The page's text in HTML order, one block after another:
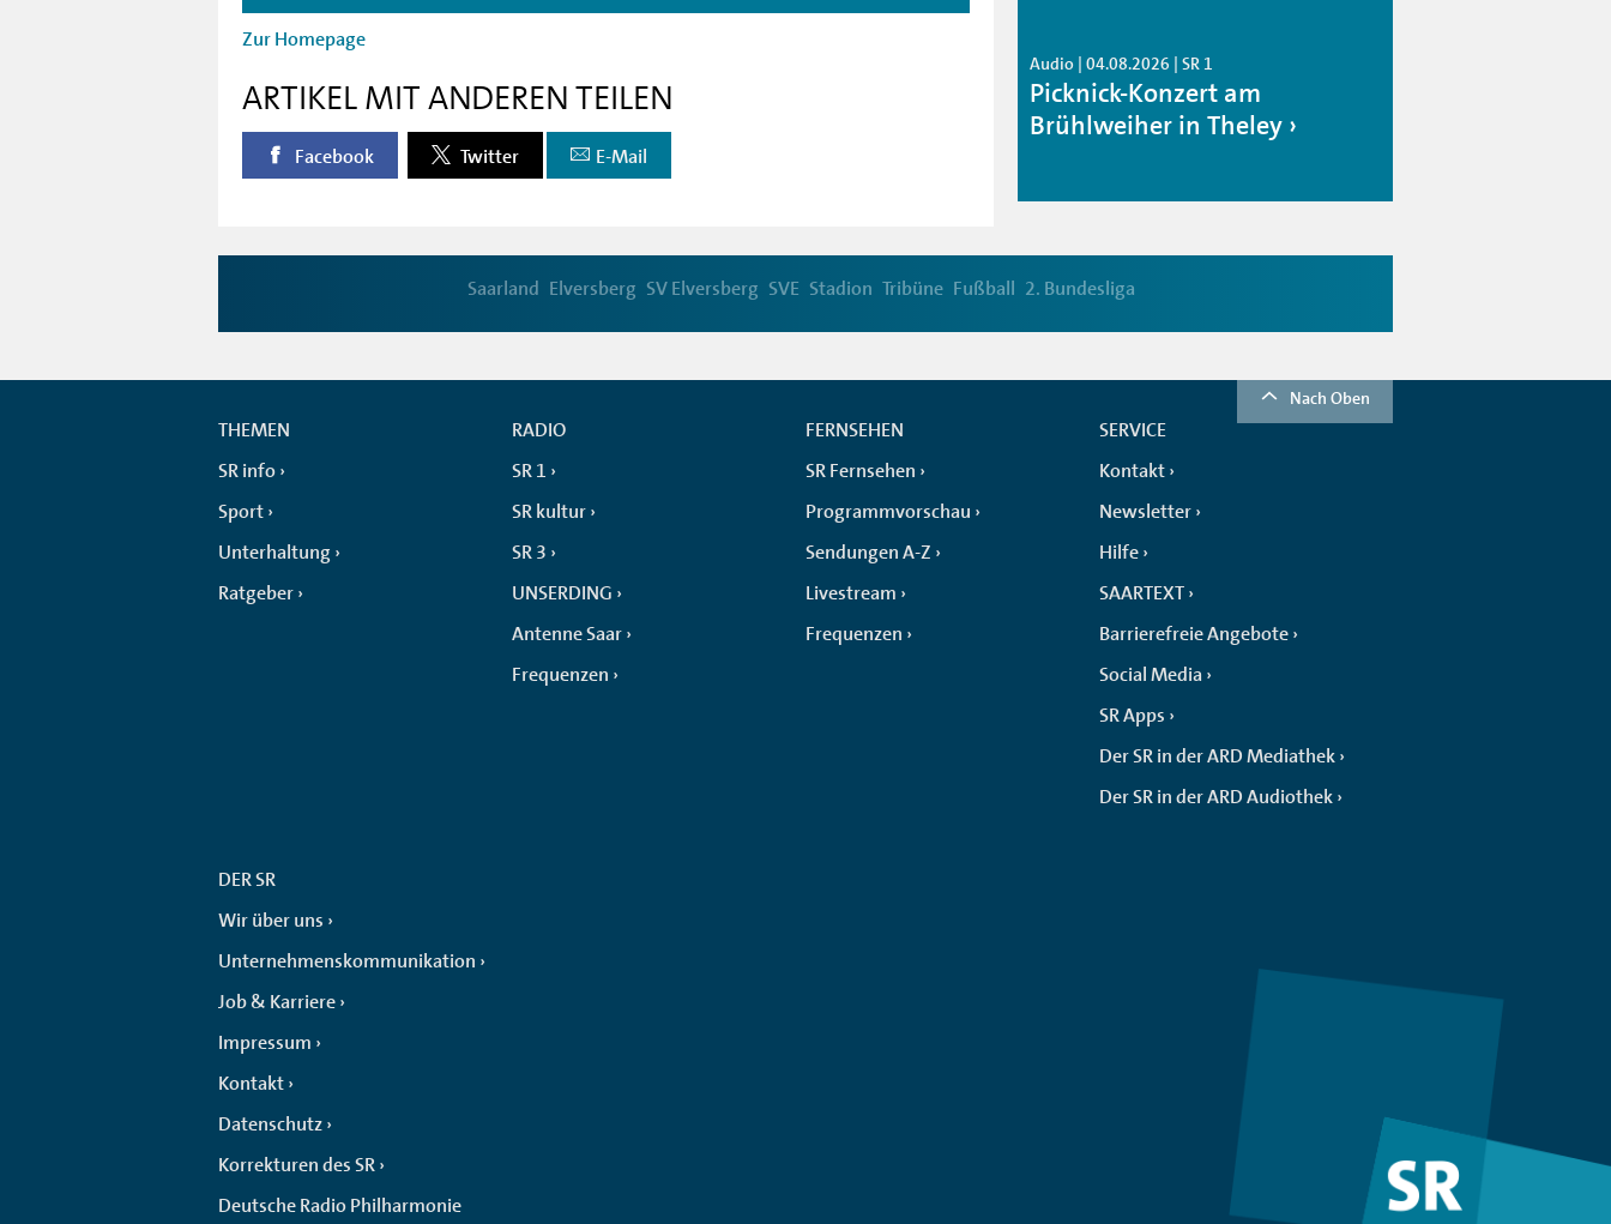
Zur Homepage
ARTIKEL MIT ANDEREN TEILEN
Facebook Twitter E-Mail
Audio | 04.08.2026 | SR 1
Picknick-Konzert am
Brühlweiher in Theley
Saarland Elversberg SV Elversberg SVE Stadion Tribüne Fußball 2. Bundesliga
Nach Oben
THEMEN
SR info
Sport
Unterhaltung
Ratgeber
RADIO
SR 1
SR kultur
SR 3
UNSERDING
Antenne Saar
Frequenzen
FERNSEHEN
SR Fernsehen
Programmvorschau
Sendungen A-Z
Livestream
Frequenzen
SERVICE
Kontakt
Newsletter
Hilfe
SAARTEXT
Barrierefreie Angebote
Social Media
SR Apps
Der SR in der ARD Mediathek
Der SR in der ARD Audiothek
DER SR
Wir über uns
Unternehmenskommunikation
Job & Karriere
Impressum
Kontakt
Datenschutz
Korrekturen des SR
Deutsche Radio Philharmonie